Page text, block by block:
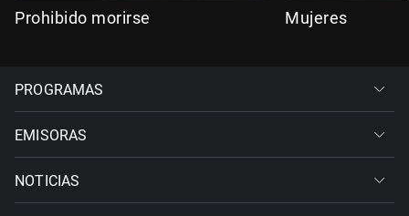
Prohibido morirse Mujeres
PROGRAMAS
EMISORAS
NOTICIAS